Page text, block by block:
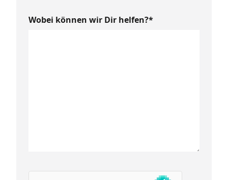
Wobei können wir Dir helfen?*